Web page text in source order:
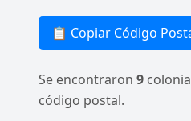
📋 Copiar Código
Se encontraron 9
código postal.